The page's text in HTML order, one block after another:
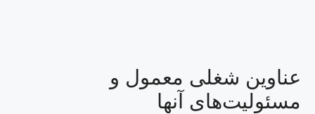
عناوین شغلی معمول و
مسئولیت‌های آنها